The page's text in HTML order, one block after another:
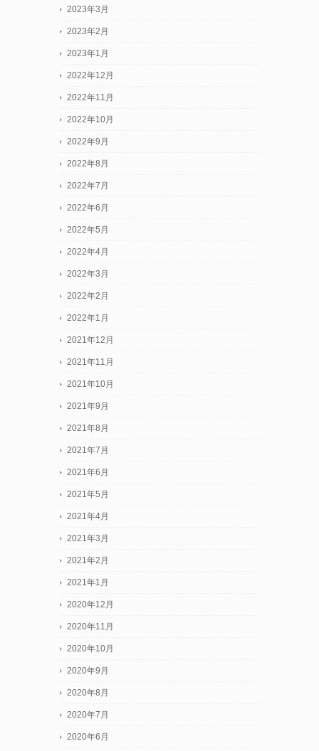
2023年3月
2023年2月
2023年1月
2022年12月
2022年11月
2022年10月
2022年9月
2022年8月
2022年7月
2022年6月
2022年5月
2022年4月
2022年3月
2022年2月
2022年1月
2021年12月
2021年11月
2021年10月
2021年9月
2021年8月
2021年7月
2021年6月
2021年5月
2021年4月
2021年3月
2021年2月
2021年1月
2020年12月
2020年11月
2020年10月
2020年9月
2020年8月
2020年7月
2020年6月